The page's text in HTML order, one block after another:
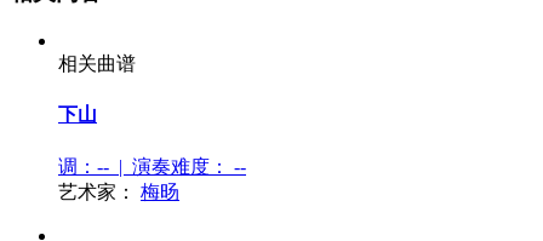
相关曲谱
下山
调：-- | 演奏难度：
--
艺术家：
梅旸